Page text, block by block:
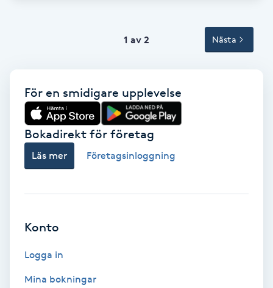
Taktil massage
Tandblekning
Tandläkare
Tatuering
Tatueringsborttagning
1 av 2 Nästa
För en smidigare upplevelse
Bokadirekt för företag
Läs mer Företagsinloggning
Konto
Logga in
Mina bokningar